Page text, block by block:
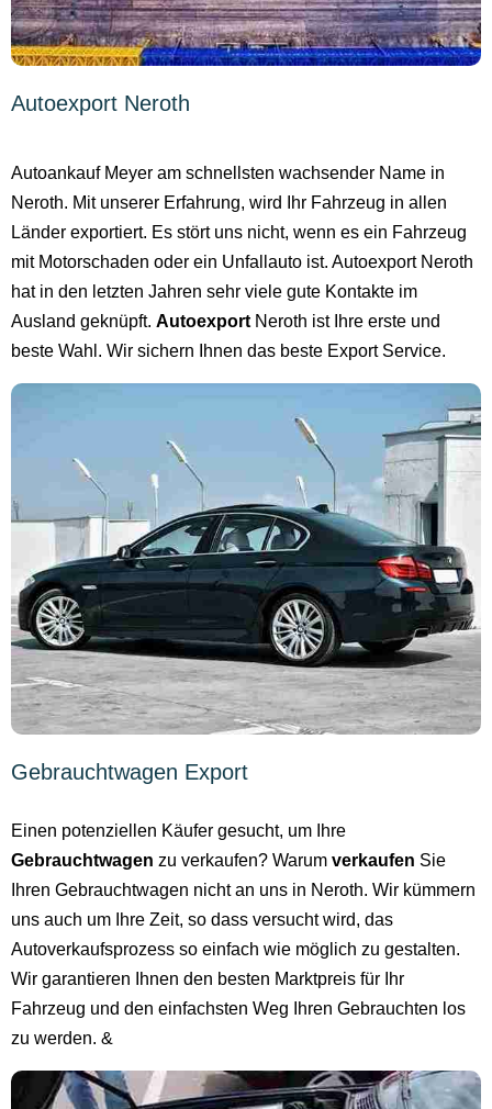
Autoexport Neroth
Autoankauf Meyer am schnellsten wachsender Name in
Neroth. Mit unserer Erfahrung, wird Ihr Fahrzeug in allen
Länder exportiert. Es stört uns nicht, wenn es ein Fahrzeug
mit Motorschaden oder ein Unfallauto ist. Autoexport Neroth
hat in den letzten Jahren sehr viele gute Kontakte im
Ausland geknüpft. Autoexport Neroth ist Ihre erste und
beste Wahl. Wir sichern Ihnen das beste Export Service.
Gebrauchtwagen Export
Einen potenziellen Käufer gesucht, um Ihre
Gebrauchtwagen zu verkaufen? Warum verkaufen Sie
Ihren Gebrauchtwagen nicht an uns in Neroth. Wir kümmern
uns auch um Ihre Zeit, so dass versucht wird, das
Autoverkaufsprozess so einfach wie möglich zu gestalten.
Wir garantieren Ihnen den besten Marktpreis für Ihr
Fahrzeug und den einfachsten Weg Ihren Gebrauchten los
zu werden. &